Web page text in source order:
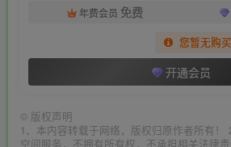
年费会员 免费
您暂无购
开通会员
© 版权声明
1、本内容转载于网络，版权归原作者所有！
空间服务，不拥有所有权，不承担相关法律